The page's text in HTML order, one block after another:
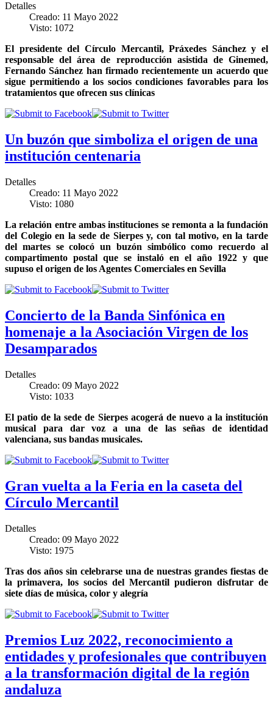
Detalles
Creado: 11 Mayo 2022
Visto: 1072
El presidente del Círculo Mercantil, Práxedes Sánchez y el
responsable del área de reproducción asistida de Ginemed,
Fernando Sánchez han firmado recientemente un acuerdo que
sigue permitiendo a los socios condiciones favorables para los
tratamientos que ofrecen sus clínicas
Un buzón que simboliza el origen de una
institución centenaria
Detalles
Creado: 11 Mayo 2022
Visto: 1080
La relación entre ambas instituciones se remonta a la fundación
del Colegio en la sede de Sierpes y, con tal motivo, en la tarde
del martes se colocó un buzón simbólico como recuerdo al
compartimento postal que se instaló en el año 1922 y que
supuso el origen de los Agentes Comerciales en Sevilla
Concierto de la Banda Sinfónica en
homenaje a la Asociación Virgen de los
Desamparados
Detalles
Creado: 09 Mayo 2022
Visto: 1033
El patio de la sede de Sierpes acogerá de nuevo a la institución
musical para dar voz a una de las señas de identidad
valenciana, sus bandas musicales.
Gran vuelta a la Feria en la caseta del
Círculo Mercantil
Detalles
Creado: 09 Mayo 2022
Visto: 1975
Tras dos años sin celebrarse una de nuestras grandes fiestas de
la primavera, los socios del Mercantil pudieron disfrutar de
siete días de música, color y alegría
Premios Luz 2022, reconocimiento a
entidades y profesionales que contribuyen
a la transformación digital de la región
andaluza